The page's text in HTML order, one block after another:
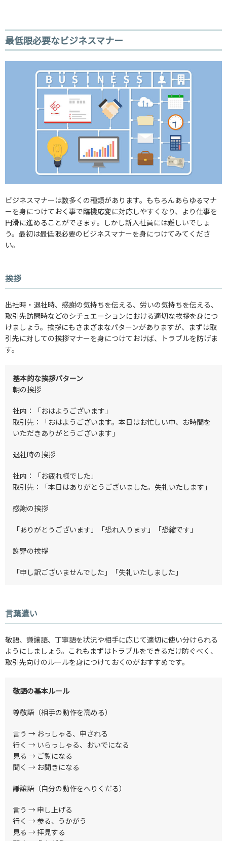
最低限必要なビジネスマナー
ビジネスマナーは数多くの種類があります。もちろんあらゆるマナ
ーを身につけておく事で臨機応変に対応しやすくなり、より仕事を
円滑に進めることができます。しかし新入社員には難しいでしょ
う。最初は最低限必要のビジネスマナーを身につけてみてくださ
い。
挨拶
出社時・退社時、感謝の気持ちを伝える、労いの気持ちを伝える、
取引先訪問時などのシチュエーションにおける適切な挨拶を身につ
けましょう。挨拶にもさまざまなパターンがありますが、まずは取
引先に対しての挨拶マナーを身につけておけば、トラブルを防げま
す。
基本的な挨拶パターン
朝の挨拶
社内：「おはようございます」
取引先：「おはようございます。本日はお忙しい中、お時間を
いただきありがとうございます」
退社時の挨拶
社内：「お疲れ様でした」
取引先：「本日はありがとうございました。失礼いたします」
感謝の挨拶
「ありがとうございます」「恐れ入ります」「恐縮です」
謝罪の挨拶
「申し訳ございませんでした」「失礼いたしました」
言葉遣い
敬語、謙譲語、丁寧語を状況や相手に応じて適切に使い分けられる
ようにしましょう。これもまずはトラブルをできるだけ防ぐべく、
取引先向けのルールを身につけておくのがおすすめです。
敬語の基本ルール
尊敬語（相手の動作を高める）
言う → おっしゃる、申される
行く → いらっしゃる、おいでになる
見る → ご覧になる
聞く → お聞きになる
謙譲語（自分の動作をへりくだる）
言う → 申し上げる
行く → 参る、うかがう
見る → 拝見する